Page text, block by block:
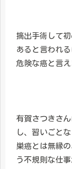
摘出手術して
あると言われ
危険な癌と言え
有賀さつきさ
し、習いごと
巣癌とは無縁
う不規則な仕